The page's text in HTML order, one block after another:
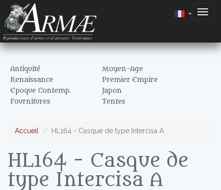
Antiquité
Moyen-Age
Renaissance
Premier Empire
Epoque Contemp.
Japon
Fournitures
Tentes
Accueil HL164 - Casque de type Intercisa A
HL164 - Casque de
type Intercisa A